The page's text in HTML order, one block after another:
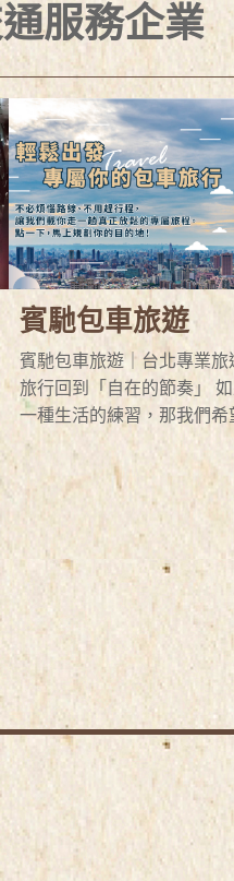
服務企業
賓馳包車旅遊
賓馳包車旅遊｜台北專業旅
旅行回到「自在的節奏」
一種生活的練習，那我們希